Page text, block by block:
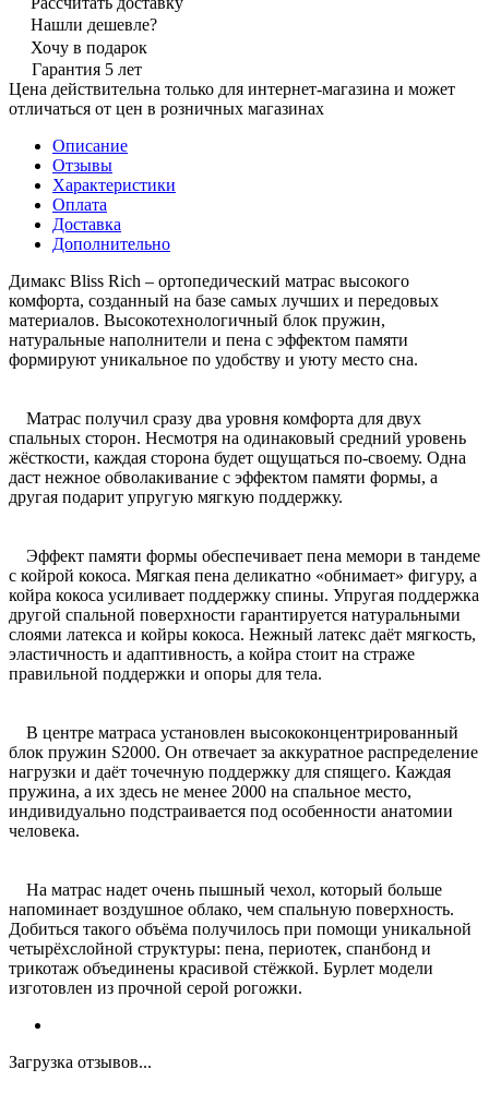
Нашли дешевле?
Хочу в подарок
Гарантия 5 лет
Цена действительна только для интернет-магазина и может
отличаться от цен в розничных магазинах
Описание
Отзывы
Характеристики
Оплата
Доставка
Дополнительно
Димакс Bliss Rich – ортопедический матрас высокого
комфорта, созданный на базе самых лучших и передовых
материалов. Высокотехнологичный блок пружин,
натуральные наполнители и пена с эффектом памяти
формируют уникальное по удобству и уюту место сна.
Матрас получил сразу два уровня комфорта для двух
спальных сторон. Несмотря на одинаковый средний уровень
жёсткости, каждая сторона будет ощущаться по-своему. Одна
даст нежное обволакивание с эффектом памяти формы, а
другая подарит упругую мягкую поддержку.
Эффект памяти формы обеспечивает пена мемори в тандеме
с койрой кокоса. Мягкая пена деликатно «обнимает» фигуру, а
койра кокоса усиливает поддержку спины. Упругая поддержка
другой спальной поверхности гарантируется натуральными
слоями латекса и койры кокоса. Нежный латекс даёт мягкость,
эластичность и адаптивность, а койра стоит на страже
правильной поддержки и опоры для тела.
В центре матраса установлен высококонцентрированный
блок пружин S2000. Он отвечает за аккуратное распределение
нагрузки и даёт точечную поддержку для спящего. Каждая
пружина, а их здесь не менее 2000 на спальное место,
индивидуально подстраивается под особенности анатомии
человека.
На матрас надет очень пышный чехол, который больше
напоминает воздушное облако, чем спальную поверхность.
Добиться такого объёма получилось при помощи уникальной
четырёхслойной структуры: пена, периотек, спанбонд и
трикотаж объединены красивой стёжкой. Бурлет модели
изготовлен из прочной серой рогожки.
Загрузка отзывов...